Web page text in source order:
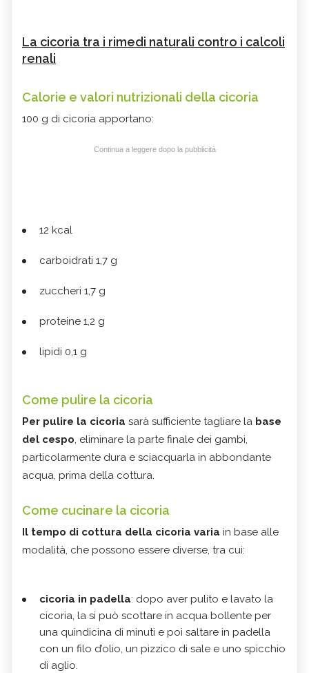
La cicoria tra i rimedi naturali contro i calcoli
renali
Calorie e valori nutrizionali della cicoria
100 g di cicoria apportano:
Continua a leggere dopo la pubblicità
12 kcal
carboidrati 1,7 g
zuccheri 1,7 g
proteine 1,2 g
lipidi 0,1 g
Come pulire la cicoria
Per pulire la cicoria sarà sufficiente tagliare la base
del cespo, eliminare la parte finale dei gambi,
particolarmente dura e sciacquarla in abbondante
acqua, prima della cottura.
Come cucinare la cicoria
Il tempo di cottura della cicoria varia in base alle
modalità, che possono essere diverse, tra cui:
cicoria in padella: dopo aver pulito e lavato la
cicoria, la si può scottare in acqua bollente per
una quindicina di minuti e poi saltare in padella
con un filo d’olio, un pizzico di sale e uno spicchio
di aglio.